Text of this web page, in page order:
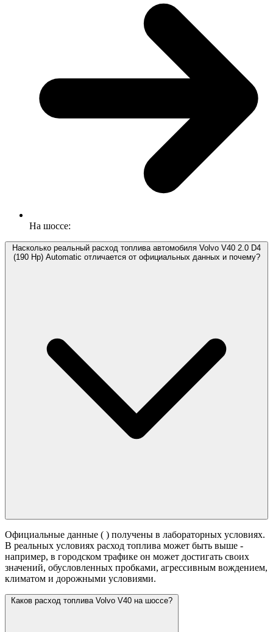
На шоссе:
Насколько реальный расход топлива автомобиля Volvo V40 2.0 D4
(190 Hp) Automatic отличается от официальных данных и почему?
Официальные данные ( ) получены в лабораторных условиях.
В реальных условиях расход топлива может быть выше -
например, в городском трафике он может достигать своих
значений, обусловленных пробками, агрессивным вождением,
климатом и дорожными условиями.
Каков расход топлива Volvo V40 на шоссе?